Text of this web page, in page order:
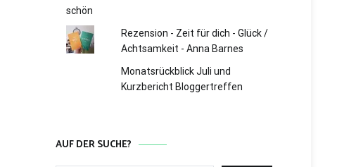
Rezension - Zeit für dich - Glück /
Achtsamkeit - Anna Barnes
Monatsrückblick Juli und
Kurzbericht Bloggertreffen